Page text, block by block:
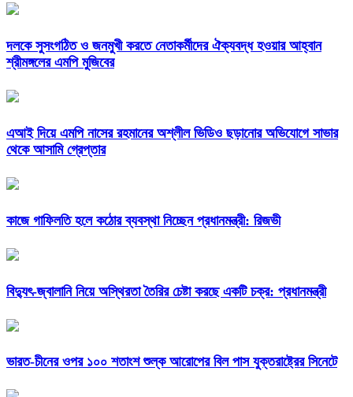
দলকে সুসংগঠিত ও জনমুখী করতে নেতাকর্মীদের ঐক্যবদ্ধ হওয়ার আহ্বান
শ্রীমঙ্গলের এমপি মুজিবের
এআই দিয়ে এমপি নাসের রহমানের অশ্লীল ভিডিও ছড়ানোর অভিযোগে সাভার
থেকে আসামি গ্রেপ্তার
কাজে গাফিলতি হলে কঠোর ব্যবস্থা নিচ্ছেন প্রধানমন্ত্রী: রিজভী
বিদ্যুৎ-জ্বালানি নিয়ে অস্থিরতা তৈরির চেষ্টা করছে একটি চক্র: প্রধানমন্ত্রী
ভারত-চীনের ওপর ১০০ শতাংশ শুল্ক আরোপের বিল পাস যুক্তরাষ্ট্রের সিনেটে